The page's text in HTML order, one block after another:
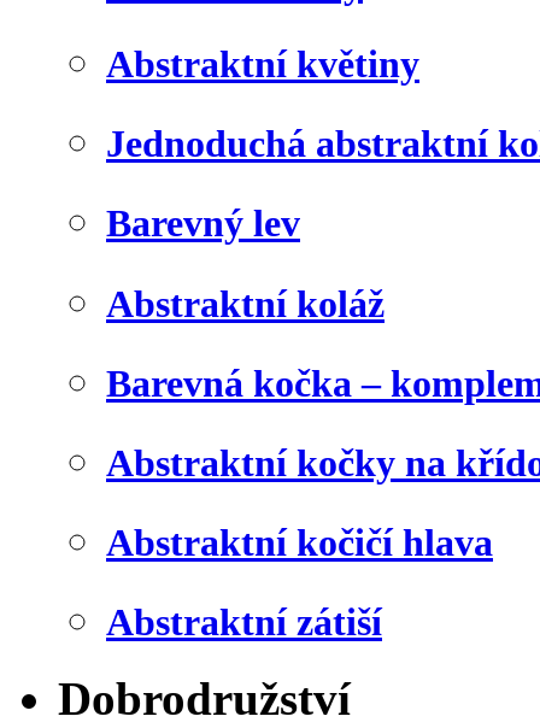
Abstraktní květiny
Jednoduchá abstraktní
Barevný lev
Abstraktní koláž
Barevná kočka –
Abstraktní kočky na
Abstraktní kočičí hlava
Abstraktní zátiší
Dobrodružství